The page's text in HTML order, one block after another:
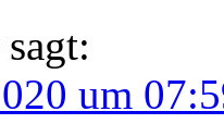
sagt:
um